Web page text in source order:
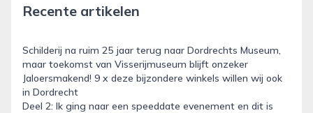
Recente artikelen
Schilderij na ruim 25 jaar terug naar Dordrechts Museum,
maar toekomst van Visserijmuseum blijft onzeker
Jaloersmakend! 9 x deze bijzondere winkels willen wij ook
in Dordrecht
Deel 2: Ik ging naar een speeddate evenement en dit is